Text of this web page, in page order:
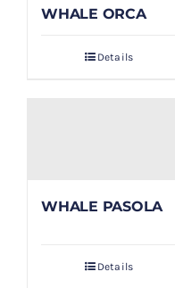
WHALE ORCA
Details
WHALE PASOLA
Details